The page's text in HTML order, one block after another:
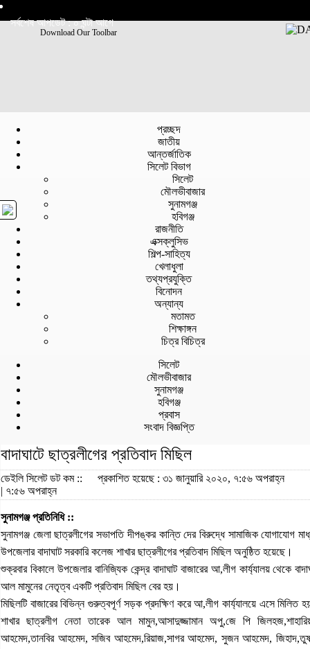
সর্বশেষ আপডেট : ০ ঘন্টা আগে
Download Our Toolbar
প্রচ্ছদ
জাতীয়
আন্তর্জাতিক
সিলেট বিভাগ
সিলেট
মৌলভীবাজার
সুনামগঞ্জ
হবিগঞ্জ
রাজনীতি
এক্সক্লুসিভ
শিল্প-সাহিত্য
খেলাধুলা
তথ্যপ্রযুক্তি
বিনোদন
অন্যান্য
মতামত
শিক্ষাঙ্গন
চিত্র বিচিত্র
সিলেট
মৌলভীবাজার
সুনামগঞ্জ
হবিগঞ্জ
প্রবাস
সংবাদ বিজ্ঞপ্তি
বাদাঘাটে ছাত্রলীগের প্রতিবাদ মিছিল
ডেইলি সিলেট ডট কম ::
প্রকাশিত হয়েছে : ৩১ জানুয়ারি ২০২০, ৭:৫৬ অপরাহ্ন
| ৭:৫৬ অপরাহ্ন
সুনামগঞ্জ প্রতিনিধি ::
সুনামগঞ্জ জেলা ছাত্রলীগের সভাপতি দীপঙ্কর কান্তি দের বিরুদ্ধে সামাজিক যোগাযোগ
উপজেলার বাদাঘাট সরকারি কলেজ শাখার ছাত্রলীগের প্রতিবাদ মিছিল অনুষ্ঠিত হয়েছে।
শুক্রবার বিকালে উপজেলার বানিজ্যিক কেন্দ্র বাদাঘাট বাজারের আ,লীগ কার্য্যালয় থেকে
আল মামুনের নেতৃত্ব একটি প্রতিবাদ মিছিল বের হয়।
মিছিলটি বাজারের বিভিন্ন গুরুত্বপূর্ণ সড়ক প্রদক্ষিণ করে আ,লীগ কার্য্যালয়ে এসে মিলিত
শাখার ছাত্রলীগ নেতা তারেক আল মামুন,আসাদুজ্জামান অপু,জে পি
আহমেদ,তানবির আহমেদ, সজিব আহমেদ,রিয়াজ,সাগর আহমেদ, সুজন আহমেদ,